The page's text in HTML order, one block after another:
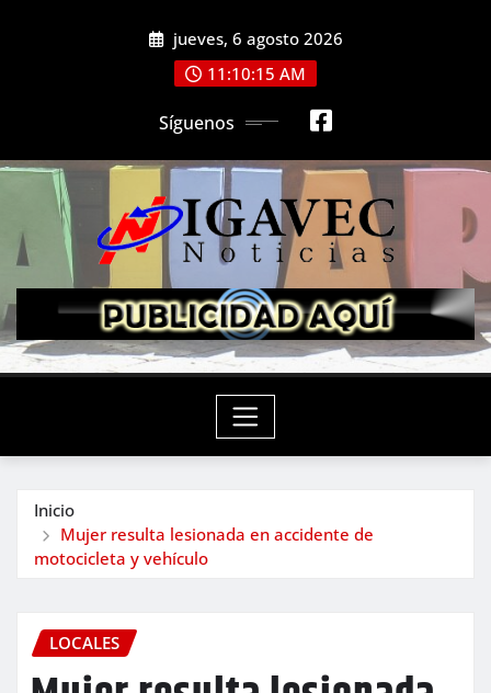
jueves, 6 agosto 2026
11:10:16 AM
Síguenos
Inicio
Mujer resulta lesionada en accidente de
motocicleta y vehículo
LOCALES